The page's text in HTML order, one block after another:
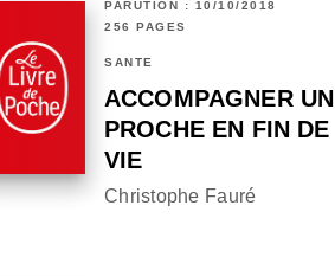
PARUTION : 10/10/2018
256 PAGES
SANTÉ
ACCOMPAGNER UN
PROCHE EN FIN DE
VIE
Christophe Fauré